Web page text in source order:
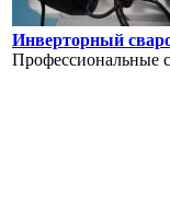
Инверторный
Профессиональные